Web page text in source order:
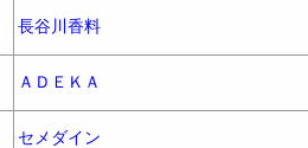
長谷川香料
ＡＤＥＫＡ
セメダイン